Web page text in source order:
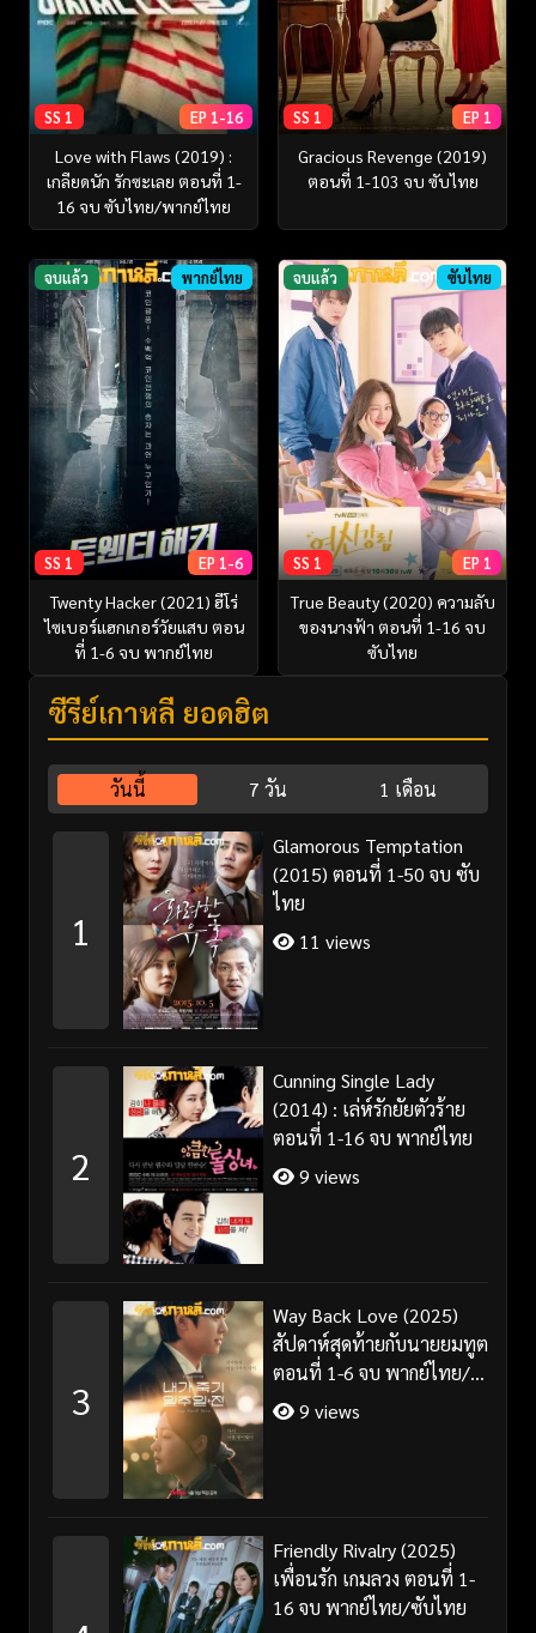
SS 1 EP 1-16
Love with Flaws (2019) :
เกลียดนัก รักซะเลย ตอนที่ 1-
16 จบ ซับไทย/พากย์ไทย
SS 1 EP 1
Gracious Revenge (2019)
ตอนที่ 1-103 จบ ซับไทย
จบแล้ว พากย์ไทย
SS 1 EP 1-6
Twenty Hacker (2021) ฮีโร่
ไซเบอร์แฮกเกอร์วัยแสบ ตอน
ที่ 1-6 จบ พากย์ไทย
จบแล้ว ซับไทย
SS 1 EP 1
True Beauty (2020) ความลับ
ของนางฟ้า ตอนที่ 1-16 จบ
ซับไทย
ซีรี่ย์เกาหลี ยอดฮิต
วันนี้ 7 วัน 1 เดือน
1
Glamorous Temptation
(2015) ตอนที่ 1-50 จบ ซับ
ไทย
11 views
2
Cunning Single Lady
(2014) : เล่ห์รักยัยตัวร้าย
ตอนที่ 1-16 จบ พากย์ไทย
9 views
3
Way Back Love (2025)
สัปดาห์สุดท้ายกับนายยมทูต
ตอนที่ 1-6 จบ พากย์ไทย/
ซับไทย
9 views
Friendly Rivalry (2025)
เพื่อนรัก เกมลวง ตอนที่ 1-
16 จบ พากย์ไทย/ซับไทย